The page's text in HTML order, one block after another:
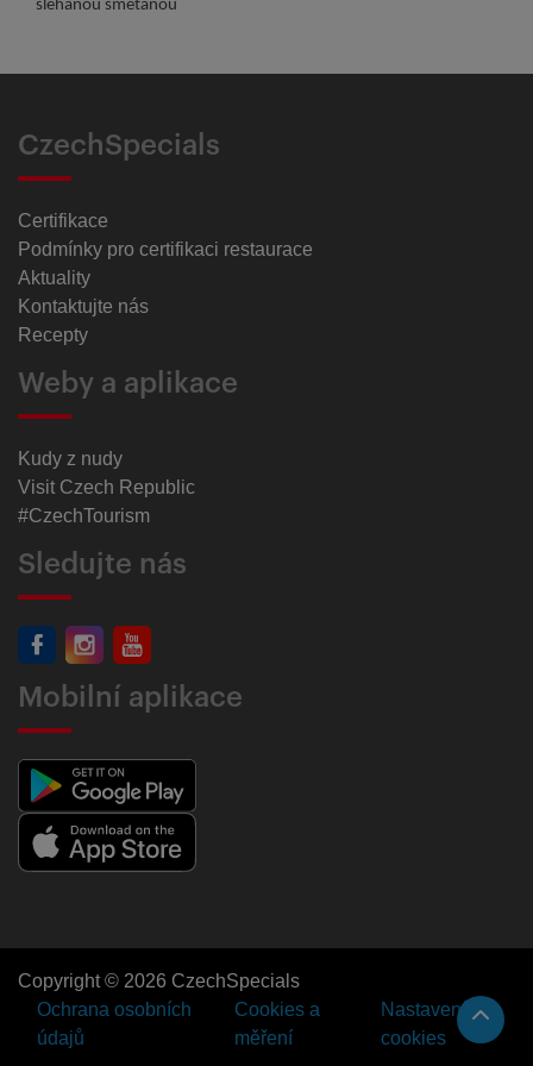
šlehanou smetanou
CzechSpecials
Certifikace
Podmínky pro certifikaci restaurace
Aktuality
Kontaktujte nás
Recepty
Weby a aplikace
Kudy z nudy
Visit Czech Republic
#CzechTourism
Sledujte nás
Mobilní aplikace
Copyright © 2026 CzechSpecials
Ochrana osobních
údajů
Cookies a
měření
Nastavení
cookies